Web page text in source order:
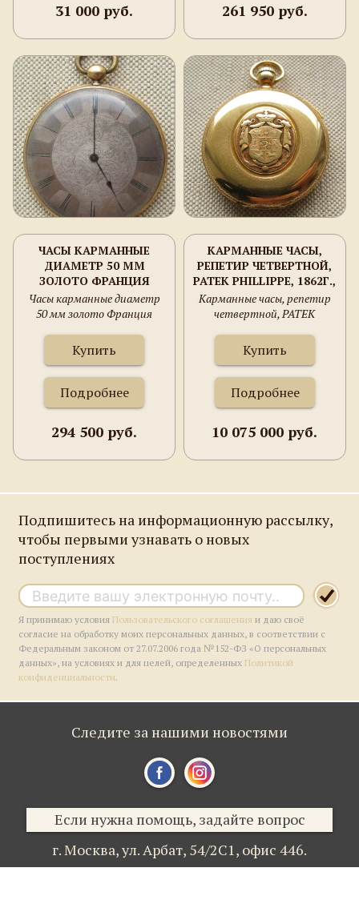
31 000 руб. 261 950 руб.
ЧАСЫ КАРМАННЫЕ
ДИАМЕТР 50 ММ
ЗОЛОТО ФРАНЦИЯ
ПЕРВАЯ ПОЛОВИНА
ХIXВ. 63.7 ГРАММА.
Часы карманные диаметр
50 мм золото Франция
грамма.
Купить
Подробнее
294 500 руб.
КАРМАННЫЕ ЧАСЫ,
РЕПЕТИР ЧЕТВЕРТНОЙ,
PATEK PHILLIPPE, 1862Г.,
ЗОЛОТО 750 ПРОБА,
106.6ГРАММА, 49ММ.
УРУСОВЫХ.
Карманные часы, репетир
четвертной, PATEK
750 проба, 106.6грамма,
49мм. Швейцария, Женева.
Герб князей Урусовых.
Купить
Подробнее
10 075 000 руб.
Подпишитесь на информационную рассылку,
чтобы первыми узнавать о новых
поступлениях
Я принимаю условияПользовательского соглашения и даю своё
согласие на обработку моих персональных данных, в соответствии с
Федеральным законом от 27.07.2006 года №152-ФЗ «О персональных
данных», на условиях и для целей, определенныхПолитикой
конфиденциальности.
Следите за нашими новостями
Если нужна помощь, задайте вопрос
г. Москва,ул. Арбат, 54/2С1, офис 446.